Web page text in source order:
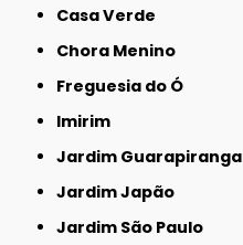
Casa Verde
Chora Menino
Freguesia do Ó
Imirim
Jardim Guarapiranga
Jardim Japão
Jardim São Paulo